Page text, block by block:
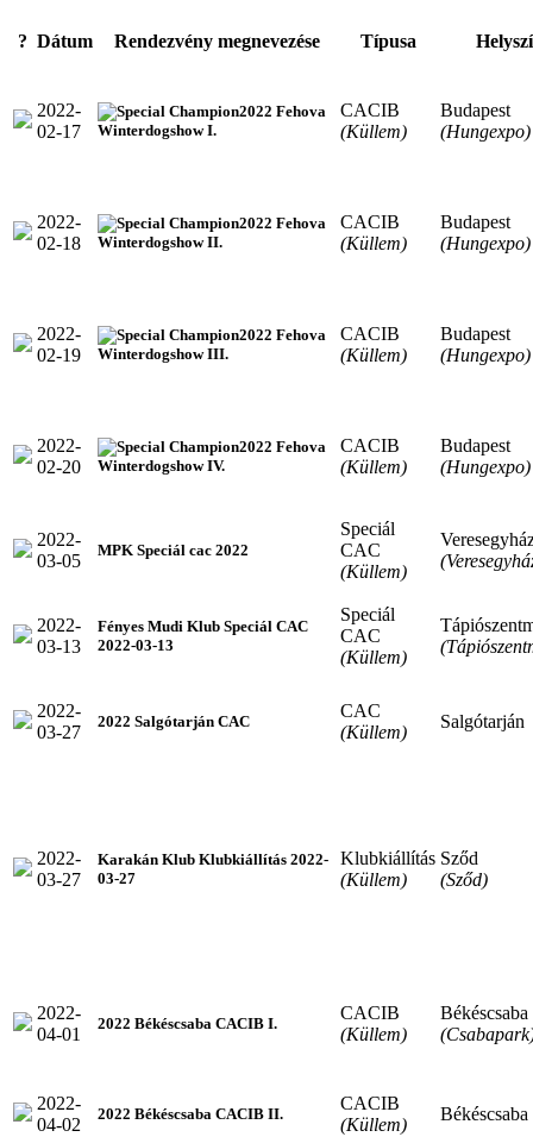
? Dátum Rendezvény megnevezése Típusa
2022-
02-17
2022 Fehova
Winterdogshow I.
CACIB
(Küllem)
Budapest
(Hungexpo)
2022-
02-18
2022 Fehova
Winterdogshow II.
CACIB
(Küllem)
Budapest
(Hungexpo)
2022-
02-19
2022 Fehova
Winterdogshow III.
CACIB
(Küllem)
Budapest
(Hungexpo)
2022-
02-20
2022 Fehova
Winterdogshow IV.
CACIB
(Küllem)
Budapest
(Hungexpo)
2022-
03-05
MPK Speciál cac 2022
Speciál
CAC
(Küllem)
2022-
03-13
Fényes Mudi Klub Speciál CAC
2022-03-13
Speciál
CAC
(Küllem)
2022-
03-27
2022 Salgótarján CAC
CAC
(Küllem)
Salgótarján
2022-
03-27
Karakán Klub Klubkiállítás 2022-
03-27
Klubkiállítás
(Küllem)
Sződ
(Sződ)
2022-
04-01
2022 Békéscsaba CACIB I.
CACIB
(Küllem)
Békéscsaba
2022-
04-02
2022 Békéscsaba CACIB II.
CACIB
(Küllem)
Békéscsaba